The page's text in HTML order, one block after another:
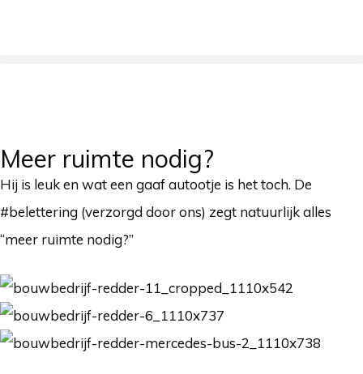
Meer ruimte nodig?
Hij is leuk en wat een gaaf autootje is het toch. De
#belettering (verzorgd door ons) zegt natuurlijk alles
“meer ruimte nodig?”